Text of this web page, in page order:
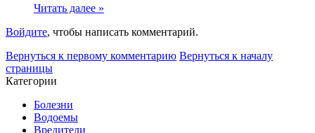
Читать далее »
Войдите, чтобы написать комментарий.
Вернуться к первому комментарию Вернуться к началу
страницы
Категории
Болезни
Водоемы
Вредители